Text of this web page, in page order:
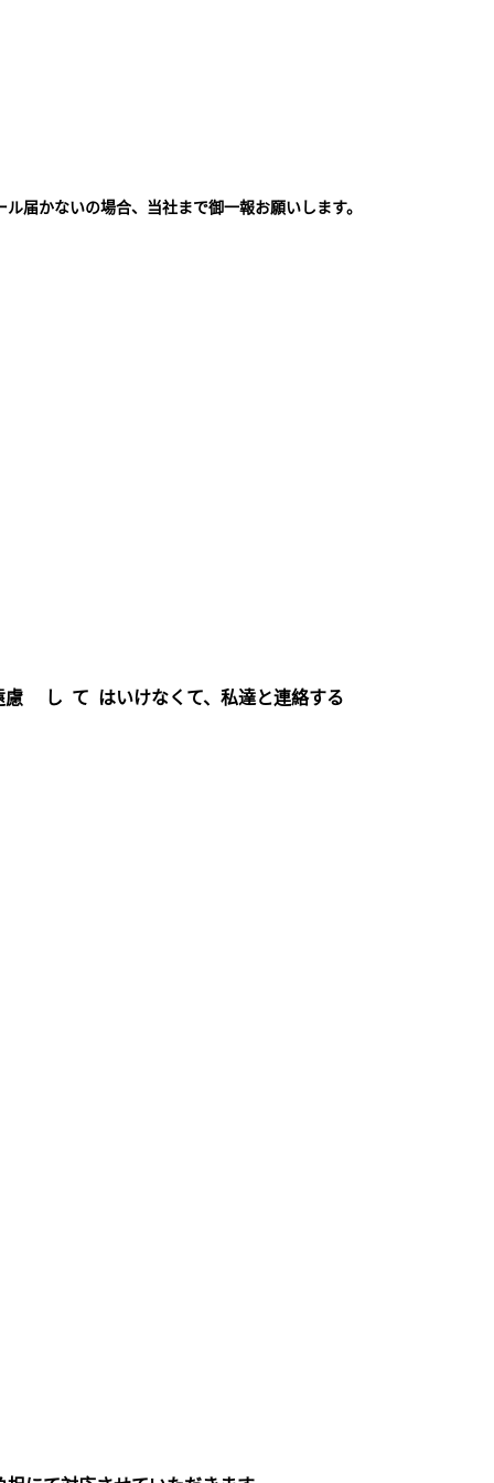
届かないの場合、当社まで御一報お願いします。
慮 し て はいけなくて、私達と連絡する